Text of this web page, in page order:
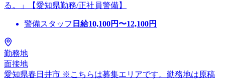
る。」【愛知県勤務/正社員警備】
警備スタッフ 日給10,100円〜12,100円
勤務地
面接地
愛知県春日井市 ※こちらは募集エリアです。勤務地は原稿